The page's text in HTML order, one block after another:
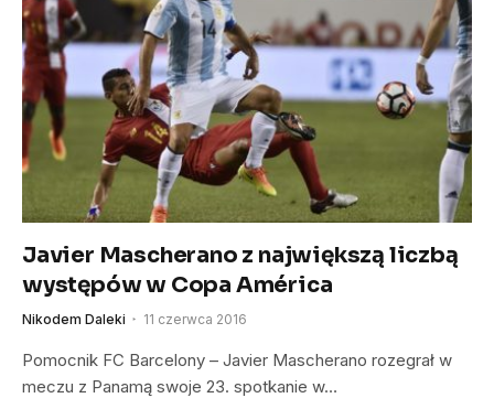
Javier Mascherano z największą liczbą
występów w Copa América
Nikodem Daleki 11 czerwca 2016
Pomocnik FC Barcelony – Javier Mascherano rozegrał w
meczu z Panamą swoje 23. spotkanie w…